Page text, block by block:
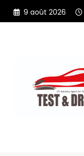
Aller
9 août 2026